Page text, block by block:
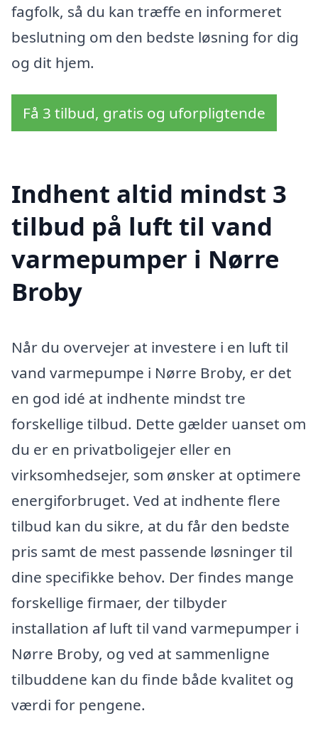
fagfolk, så du kan træffe en informeret
beslutning om den bedste løsning for dig
og dit hjem.
Få 3 tilbud, gratis og uforpligtende
Indhent altid mindst 3
tilbud på luft til vand
varmepumper i Nørre
Broby
Når du overvejer at investere i en luft til
vand varmepumpe i Nørre Broby, er det
en god idé at indhente mindst tre
forskellige tilbud. Dette gælder uanset om
du er en privatboligejer eller en
virksomhedsejer, som ønsker at optimere
energiforbruget. Ved at indhente flere
tilbud kan du sikre, at du får den bedste
pris samt de mest passende løsninger til
dine specifikke behov. Der findes mange
forskellige firmaer, der tilbyder
installation af luft til vand varmepumper i
Nørre Broby, og ved at sammenligne
tilbuddene kan du finde både kvalitet og
værdi for pengene.